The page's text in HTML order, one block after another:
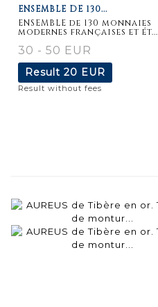
ENSEMBLE DE 130...
ENSEMBLE de 130 monnaies
modernes françaises et ét...
30 - 50 EUR
Result 20 EUR
Result without fees